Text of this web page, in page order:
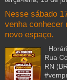
Nesse sábado
venha conhecer
novo espaço.
Rua
RN